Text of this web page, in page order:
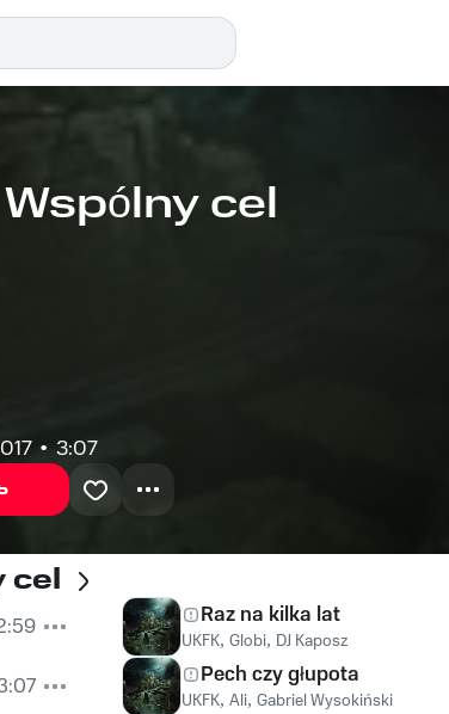
cel
3:07
cel
Raz na kilka lat
UKFK, Globi, DJ Kaposz
Pech czy głupota
UKFK, Ali, Gabriel Wysokiński